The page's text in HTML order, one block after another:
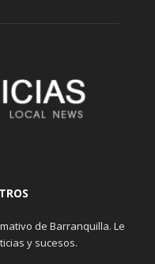
de Barranquilla. Le
y sucesos.